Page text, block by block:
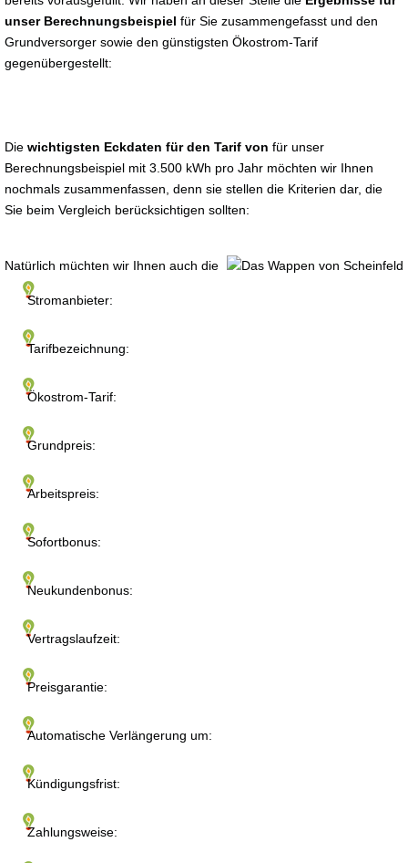
unser Berechnungsbeispiel für Sie zusammengefasst und den
Grundversorger sowie den günstigsten Ökostrom-Tarif
gegenübergestellt:
Die wichtigsten Eckdaten für den Tarif von für unser
Berechnungsbeispiel mit 3.500 kWh pro Jahr möchten wir Ihnen
nochmals zusammenfassen, denn sie stellen die Kriterien dar, die
Sie beim Vergleich berücksichtigen sollten:
Stromanbieter:
Tarifbezeichnung:
Ökostrom-Tarif:
Grundpreis:
Arbeitspreis:
Sofortbonus:
Neukundenbonus:
Vertragslaufzeit:
Preisgarantie:
Automatische Verlängerung um:
Kündigungsfrist:
Zahlungsweise:
Natürlich müchten wir Ihnen auch die